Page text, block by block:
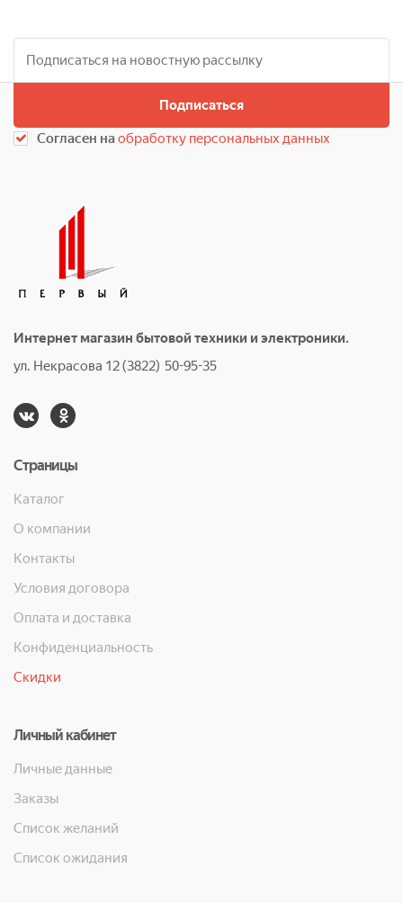
Подписаться
Согласен наобработку персональных данных
Интернет магазин бытовой техники и электроники.
ул. Некрасова 12 (3822) 50-95-35
Страницы
Каталог
О компании
Контакты
Условия договора
Оплата и доставка
Конфиденциальность
Скидки
Личный кабинет
Личные данные
Заказы
Список желаний
Список ожидания